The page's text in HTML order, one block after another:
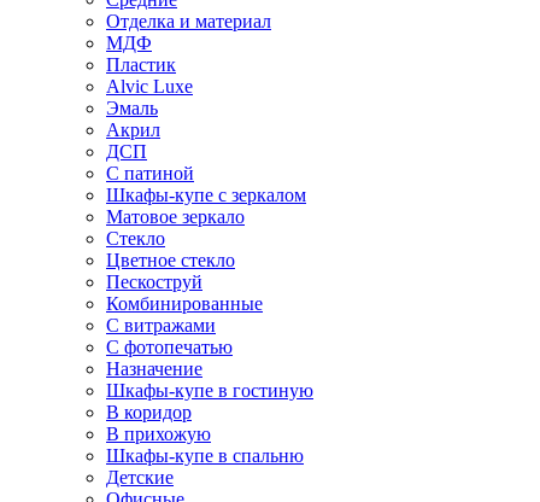
Отделка и материал
МДФ
Пластик
Alvic Luxe
Эмаль
Акрил
ДСП
С патиной
Шкафы-купе с зеркалом
Матовое зеркало
Стекло
Цветное стекло
Пескоструй
Комбинированные
С витражами
С фотопечатью
Назначение
Шкафы-купе в гостиную
В коридор
В прихожую
Шкафы-купе в спальню
Детские